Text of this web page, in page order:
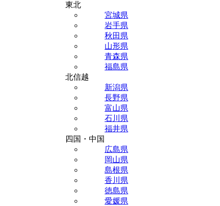
東北
宮城県
岩手県
秋田県
山形県
青森県
福島県
北信越
新潟県
長野県
富山県
石川県
福井県
四国・中国
広島県
岡山県
島根県
香川県
徳島県
愛媛県